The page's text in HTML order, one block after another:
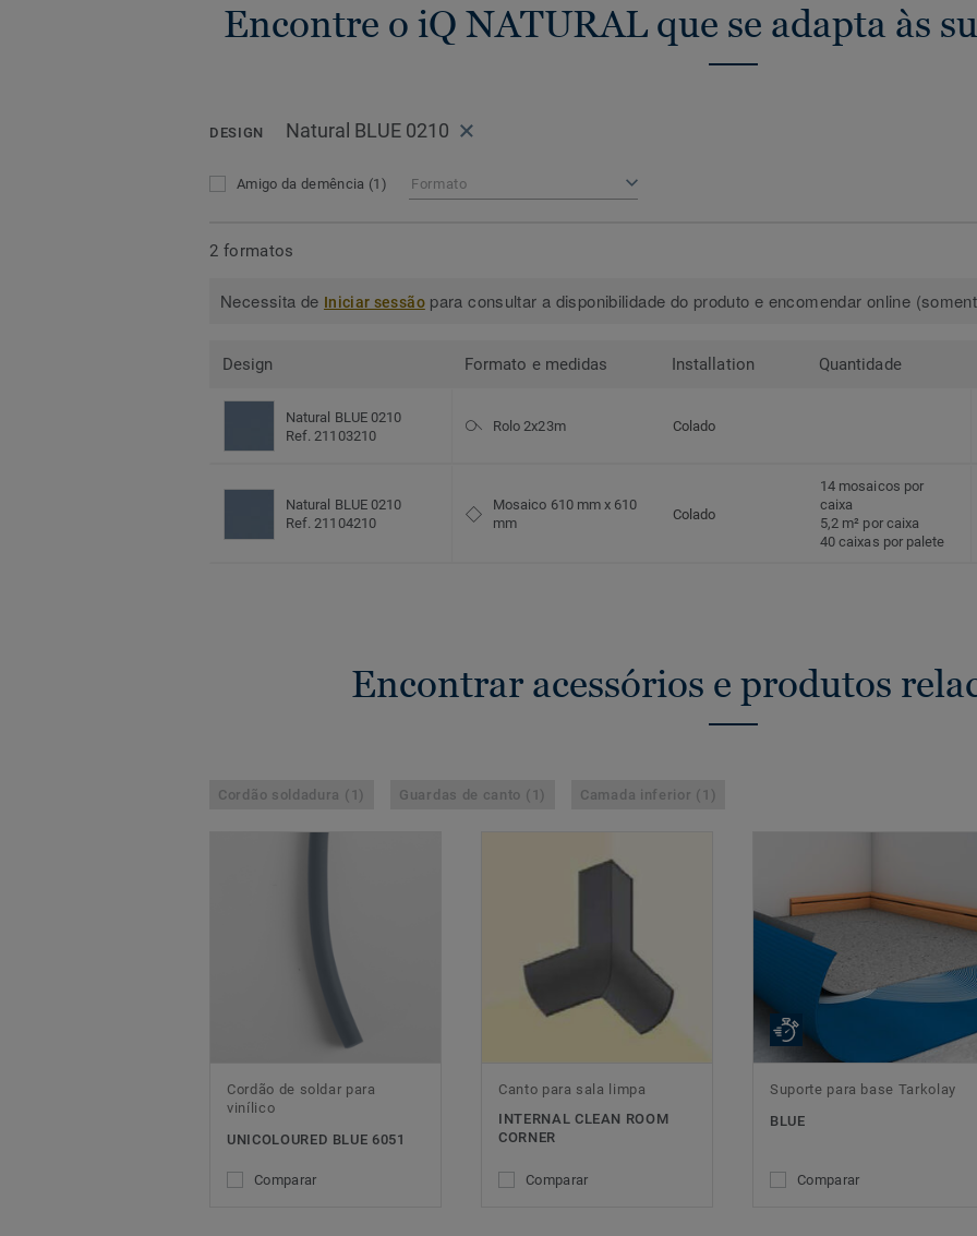
Encontre o iQ NATURAL que se adapta às
DESIGN Natural BLUE 0210
Amigo da demência (1) Formato
2 formatos
Necessita de Iniciar sessãopara consultar a disponibilidade do produto e encomendar online
Design Formato e medidas Installation Quantidade
Natural BLUE 0210
Ref. 21103210
Rolo 2x23m Colado
Natural BLUE 0210
Ref. 21104210
Mosaico 610 mm x 610
mm
Colado
14 mosaicos por
caixa
5,2 m² por caixa
40 caixas por palete
Encontrar acessórios e produtos
Cordão soldadura (1) Guardas de canto (1) Camada inferior (1)
Cordão de soldar para
vinílico
UNICOLOURED BLUE 6051
Comparar
Canto para sala limpa
INTERNAL CLEAN ROOM
CORNER
Comparar
Suporte para base Tarkolay
BLUE
Comparar